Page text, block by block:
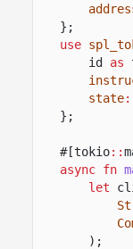
};
use
id
as
state
};
#[tokio::
async fn
let
);